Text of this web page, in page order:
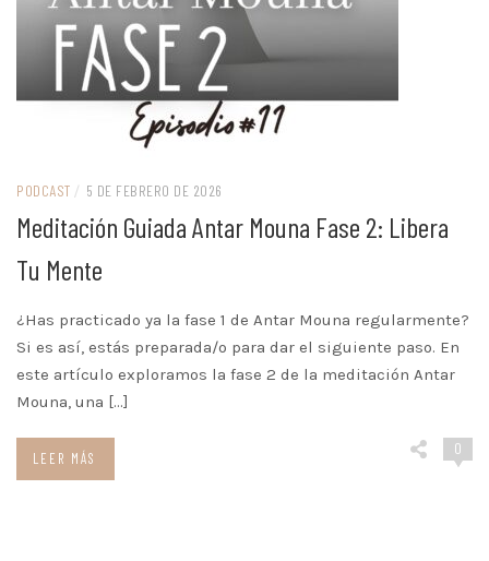
PODCAST / 5 DE FEBRERO DE 2026
Meditación Guiada Antar Mouna Fase 2: Libera
Tu Mente
¿Has practicado ya la fase 1 de Antar Mouna regularmente?
Si es así, estás preparada/o para dar el siguiente paso. En
este artículo exploramos la fase 2 de la meditación Antar
Mouna, una […]
0
LEER MÁS